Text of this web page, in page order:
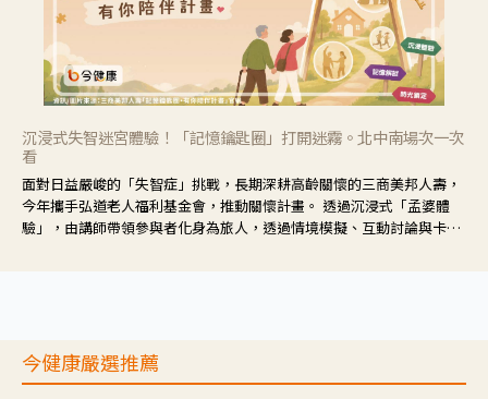
沉浸式失智迷宮體驗！「記憶鑰匙圈」打開迷霧。北中南場次一次
看
面對日益嚴峻的「失智症」挑戰，長期深耕高齡關懷的三商美邦人壽，
今年攜手弘道老人福利基金會，推動關懷計畫。 透過沉浸式「孟婆體
驗」，由講師帶領參與者化身為旅人，透過情境模擬、互動討論與卡牌
今健康嚴選推薦